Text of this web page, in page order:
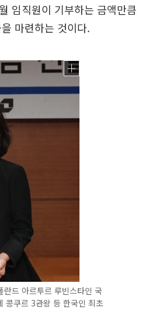
임직원이 기부하는 금액만큼
마련하는 것이다.
드 아르투르 루빈스타인 국
콩쿠르 3관왕 등 한국인 최초